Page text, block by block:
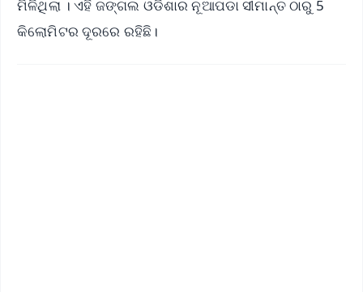
ମିଳିଥିଲା । ଏହି ଜଙ୍ଗଲ ଓଡିଶାର ନୂଆପଡା ସୀମାନ୍ତ ଠାରୁ 5
କିଲୋମିଟର ଦୂରରେ ରହିଛି।